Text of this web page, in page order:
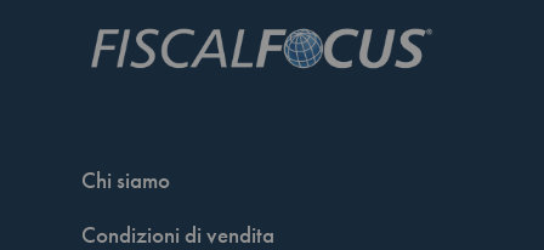
Chi siamo
Condizioni di vendita